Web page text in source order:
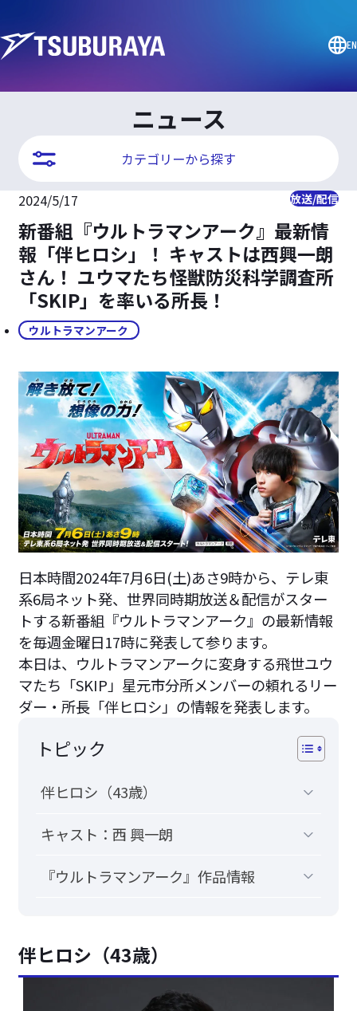
EN
ニュース
カテゴリーから探す
2024/5/17 放送/配信
新番組『ウルトラマンアーク』最新情
報「伴ヒロシ」！ キャストは西興一朗
さん！ ユウマたち怪獣防災科学調査所
「SKIP」を率いる所長！
ウルトラマンアーク
日本時間2024年7月6日(土)あさ9時から、テレ東
系6局ネット発、世界同時期放送＆配信がスター
トする新番組『ウルトラマンアーク』の最新情報
を毎週金曜日17時に発表して参ります。
本日は、ウルトラマンアークに変身する飛世ユウ
マたち「SKIP」星元市分所メンバーの頼れるリー
ダー・所長「伴ヒロシ」の情報を発表します。
トピック
伴ヒロシ（43歳）
キャスト：西 興一朗
『ウルトラマンアーク』作品情報
伴ヒロシ（43歳）